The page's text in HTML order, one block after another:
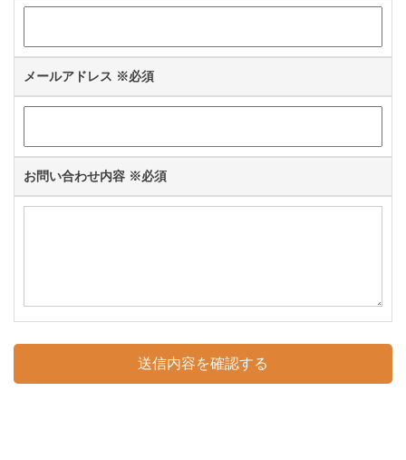
メールアドレス ※必須
お問い合わせ内容 ※必須